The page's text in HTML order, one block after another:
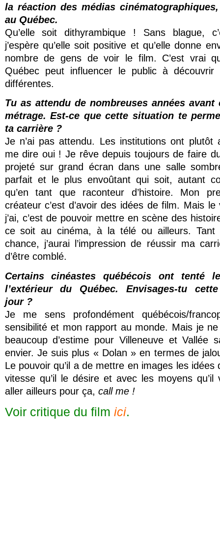
la réaction des médias
au Québec.
Qu’elle soit dithyrambique ! Sans blague,
j’espère qu’elle soit positive et qu’elle donne
nombre de gens de voir le film. C’est vrai
Québec peut influencer le public à découvrir
différentes.
Tu as attendu de nombreuses années
métrage. Est-ce que cette situation te
ta carrière ?
Je n’ai pas attendu. Les institutions ont plutôt
me dire oui ! Je rêve depuis toujours de faire
projeté sur grand écran dans une salle
parfait et le plus envoûtant qui soit, autant
qu’en tant que raconteur d’histoire. Mon
créateur c’est d’avoir des idées de film. Mais
j’ai, c’est de pouvoir mettre en scène des
ce soit au cinéma, à la télé ou ailleurs. Tant
chance, j’aurai l’impression de réussir ma
d’être comblé.
Certains cinéastes québécois ont tenté
l’extérieur du Québec. Envisages-tu
jour ?
Je me sens profondément québécois/
sensibilité et mon rapport au monde. Mais je ne
beaucoup d’estime pour Villeneuve et Vallée
envier. Je suis plus « Dolan » en termes de
Le pouvoir qu’il a de mettre en images les idées
vitesse qu’il le désire et avec les moyens
aller ailleurs pour ça, call me !
Voir critique du film ici.